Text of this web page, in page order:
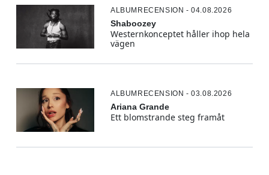
ALBUMRECENSION - 04.08.2026
Shaboozey
Westernkonceptet håller ihop hela
vägen
ALBUMRECENSION - 03.08.2026
Ariana Grande
Ett blomstrande steg framåt